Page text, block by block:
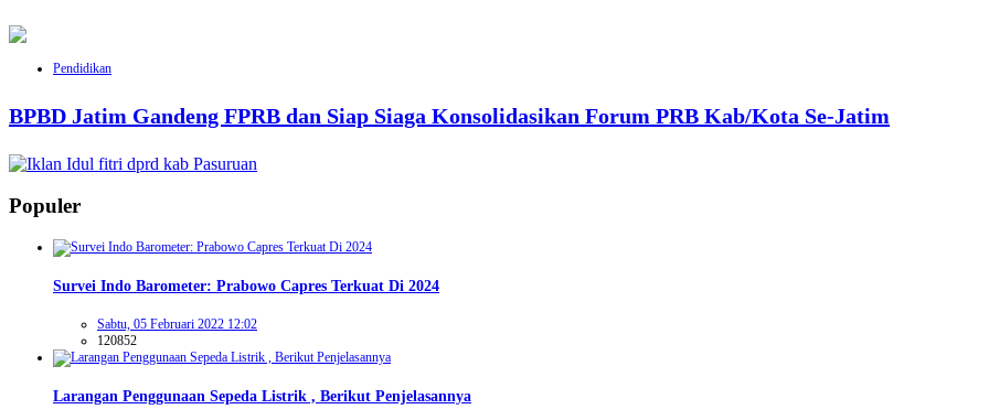
Pendidikan
BPBD Jatim Gandeng FPRB dan Siap Siaga Konsolidasikan Forum PRB Kab/Kota Se-Jatim
Populer
Survei Indo Barometer: Prabowo Capres Terkuat Di 2024
Sabtu, 05 Februari 2022 12:02
120852
Larangan Penggunaan Sepeda Listrik , Berikut Penjelasannya